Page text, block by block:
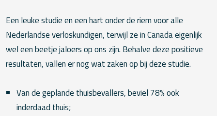
Een leuke studie en een hart onder de riem voor alle
Nederlandse verloskundigen, terwijl ze in Canada eigenlijk
wel een beetje jaloers op ons zijn. Behalve deze positieve
resultaten, vallen er nog wat zaken op bij deze studie.
Van de geplande thuisbevallers, beviel 78% ook
inderdaad thuis;